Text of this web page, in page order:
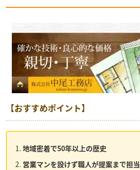
【おすすめポイント】
地域密着で50年以上の歴史
営業マンを設けず職人が提案まで担当